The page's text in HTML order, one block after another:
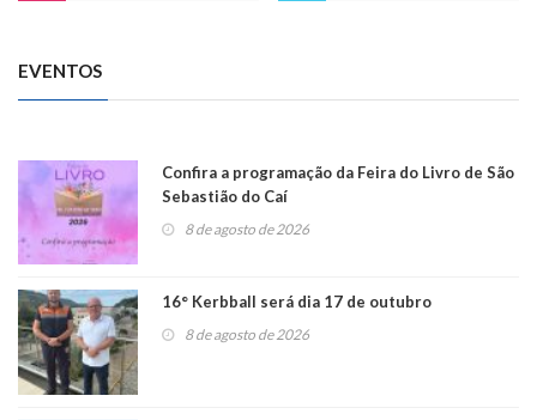
EVENTOS
Confira a programação da Feira do Livro de São
Sebastião do Caí
8 de agosto de 2026
16° Kerbball será dia 17 de outubro
8 de agosto de 2026